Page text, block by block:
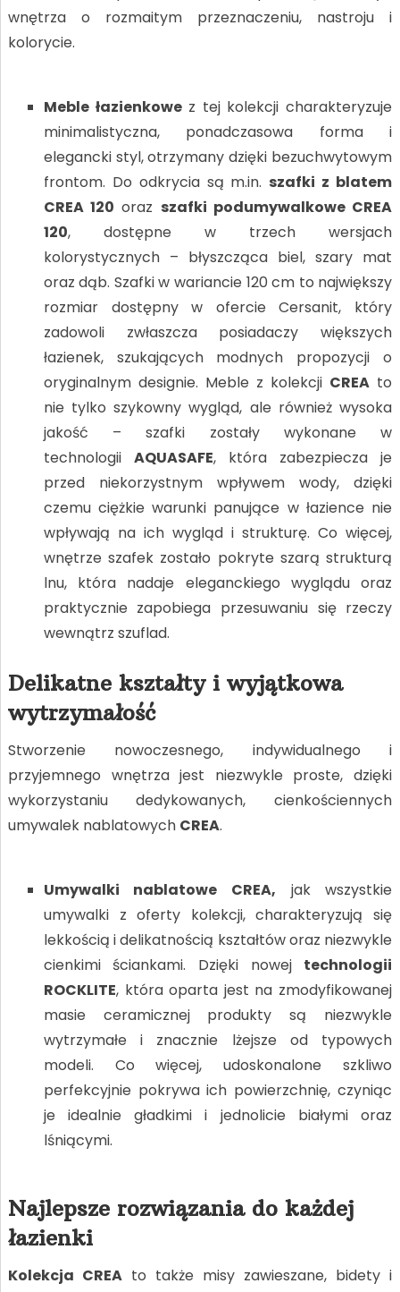
wnętrza o rozmaitym przeznaczeniu, nastroju i
kolorycie.
Meble łazienkowez tej kolekcji charakteryzuje
minimalistyczna, ponadczasowa forma i
elegancki styl, otrzymany dzięki bezuchwytowym
frontom. Do odkrycia są m.in. szafki z blatem
CREA 120 oraz szafki podumywalkowe CREA
120, dostępne w trzech wersjach
kolorystycznych – błyszcząca biel, szary mat
oraz dąb. Szafki w wariancie 120 cm to największy
rozmiar dostępny w ofercie Cersanit, który
zadowoli zwłaszcza posiadaczy większych
łazienek, szukających modnych propozycji o
oryginalnym designie. Meble z kolekcji CREA to
nie tylko szykowny wygląd, ale również wysoka
jakość – szafki zostały wykonane w
technologii AQUASAFE, która zabezpiecza je
przed niekorzystnym wpływem wody, dzięki
czemu ciężkie warunki panujące w łazience nie
wpływają na ich wygląd i strukturę. Co więcej,
wnętrze szafek zostało pokryte szarą strukturą
lnu, która nadaje eleganckiego wyglądu oraz
praktycznie zapobiega przesuwaniu się rzeczy
wewnątrz szuflad.
Delikatne kształty i wyjątkowa
wytrzymałość
Stworzenie nowoczesnego, indywidualnego i
przyjemnego wnętrza jest niezwykle proste, dzięki
wykorzystaniu dedykowanych, cienkościennych
umywalek nablatowych CREA.
Umywalki nablatowe CREA, jak wszystkie
umywalki z oferty kolekcji, charakteryzują się
lekkością i delikatnością kształtów oraz niezwykle
cienkimi ściankami. Dzięki nowej technologii
ROCKLITE, która oparta jest na zmodyfikowanej
masie ceramicznej produkty są niezwykle
wytrzymałe i znacznie lżejsze od typowych
modeli. Co więcej, udoskonalone szkliwo
perfekcyjnie pokrywa ich powierzchnię, czyniąc
je idealnie gładkimi i jednolicie białymi oraz
lśniącymi.
Najlepsze rozwiązania do każdej
łazienki
Kolekcja CREAto także misy zawieszane, bidety i